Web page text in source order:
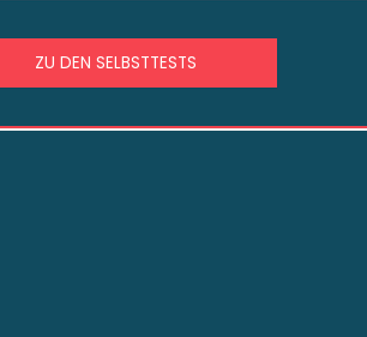
ZU DEN SELBSTTESTS